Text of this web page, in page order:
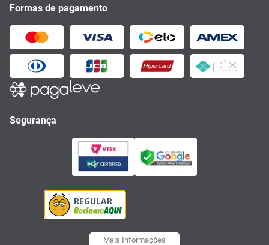
Formas de pagamento
Segurança
Mais Informações